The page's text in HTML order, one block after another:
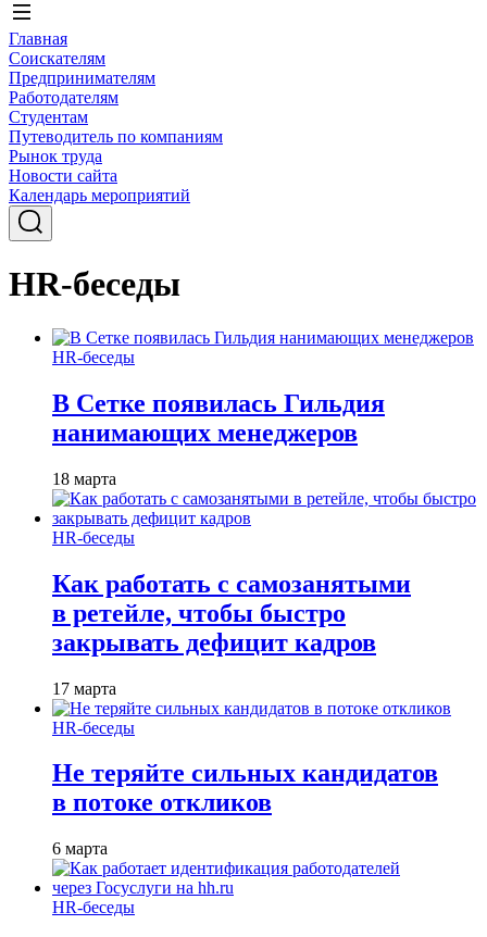
Главная
Соискателям
Предпринимателям
Работодателям
Студентам
Путеводитель по компаниям
Рынок труда
Новости сайта
Календарь мероприятий
HR-беседы
HR-беседы
В Сетке появилась Гильдия
нанимающих менеджеров
18 марта
HR-беседы
Как работать с самозанятыми
в ретейле, чтобы быстро
закрывать дефицит кадров
17 марта
HR-беседы
Не теряйте сильных кандидатов
в потоке откликов
6 марта
HR-беседы